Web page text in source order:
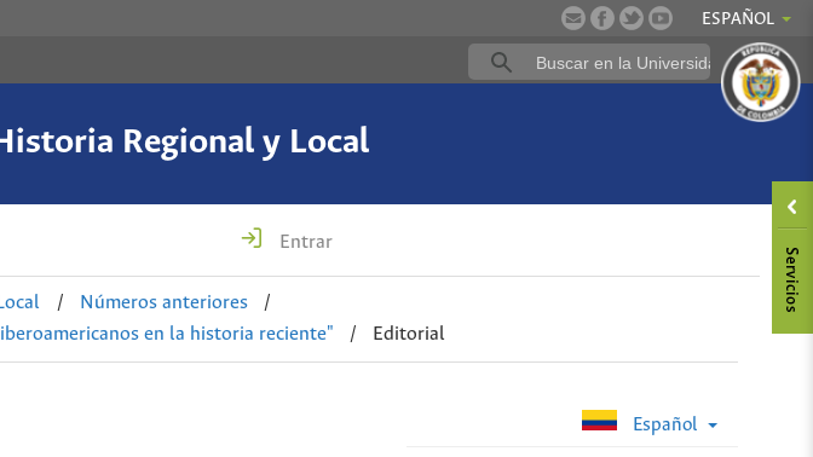
ESPAÑOL
Regional y Local
Entrar
/ Números anteriores
/
en la historia reciente"
/ Editorial
Español